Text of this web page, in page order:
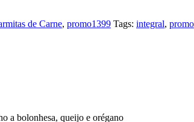
de Carne, promo1399 Tags: integral, promo
a bolonhesa, queijo e orégano